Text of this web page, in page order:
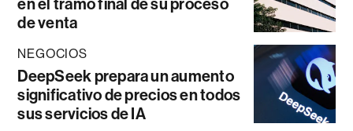
de venta
NEGOCIOS
DeepSeek prepara un aumento
significativo de precios en todos
sus servicios de IA